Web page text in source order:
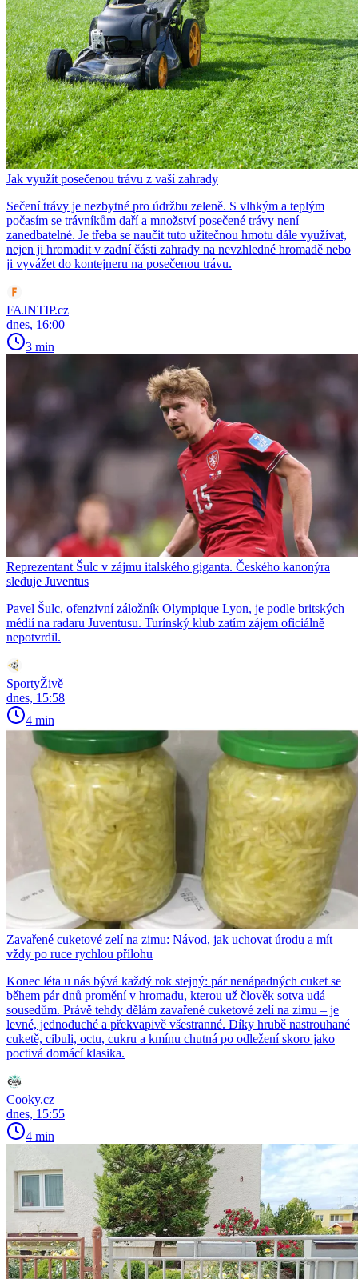
Jak využít posečenou trávu z vaší zahrady
Sečení trávy je nezbytné pro údržbu zeleně. S vlhkým a teplým
počasím se trávníkům daří a množství posečené trávy není
zanedbatelné. Je třeba se naučit tuto užitečnou hmotu dále využívat,
nejen ji hromadit v zadní části zahrady na nevzhledné hromadě nebo
ji vyvážet do kontejneru na posečenou trávu.
FAJNTIP.cz
dnes, 16:00
3 min
Reprezentant Šulc v zájmu italského giganta. Českého kanonýra
sleduje Juventus
Pavel Šulc, ofenzivní záložník Olympique Lyon, je podle britských
médií na radaru Juventusu. Turínský klub zatím zájem oficiálně
nepotvrdil.
SportyŽivě
dnes, 15:58
4 min
Zavařené cuketové zelí na zimu: Návod, jak uchovat úrodu a mít
vždy po ruce rychlou přílohu
Konec léta u nás bývá každý rok stejný: pár nenápadných cuket se
během pár dnů promění v hromadu, kterou už člověk sotva udá
sousedům. Právě tehdy dělám zavařené cuketové zelí na zimu – je
levné, jednoduché a překvapivě všestranné. Díky hrubě nastrouhané
cuketě, cibuli, octu, cukru a kmínu chutná po odležení skoro jako
poctivá domácí klasika.
Cooky.cz
dnes, 15:55
4 min